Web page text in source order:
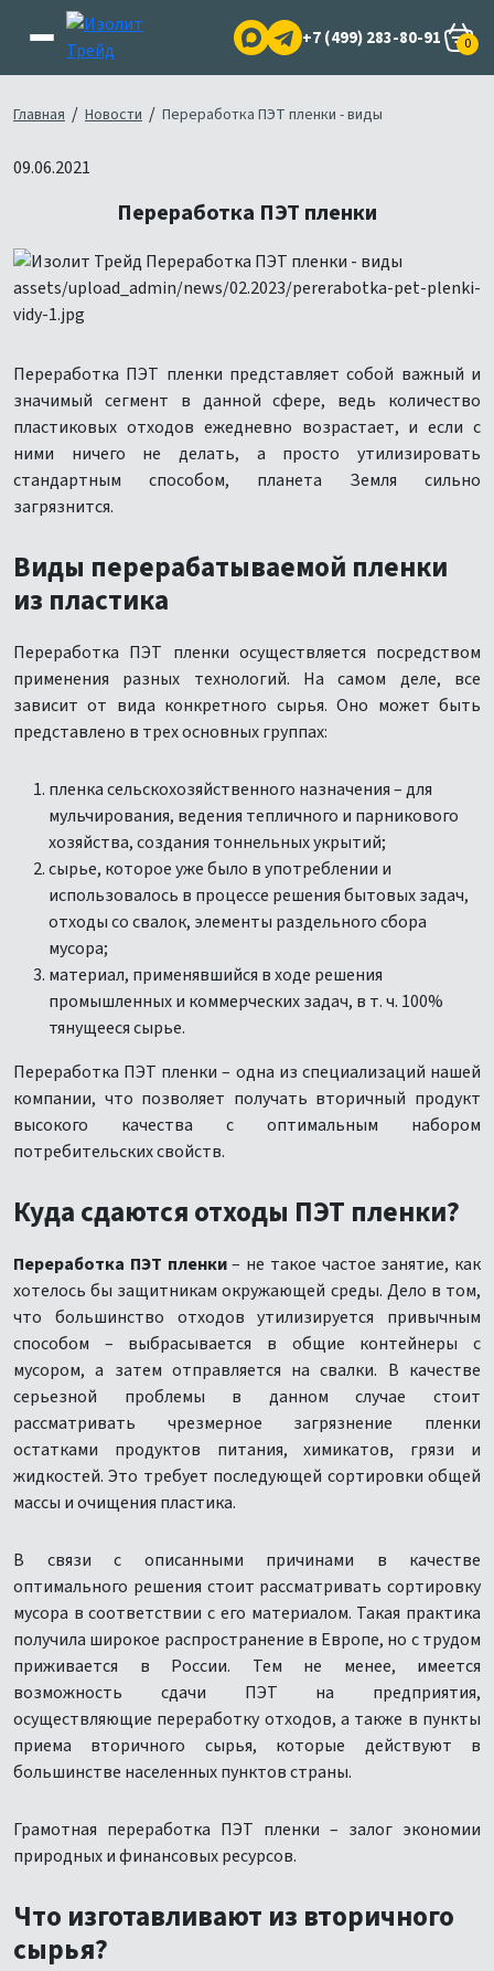
+7 (499) 283-80-91 0
Главная / Новости / Переработка ПЭТ пленки - виды
09.06.2021
Переработка ПЭТ пленки
Переработка ПЭТ пленки представляет собой важный и
значимый сегмент в данной сфере, ведь количество
пластиковых отходов ежедневно возрастает, и если с
ними ничего не делать, а просто утилизировать
стандартным способом, планета Земля сильно
загрязнится.
Виды перерабатываемой пленки
из пластика
Переработка ПЭТ пленки осуществляется посредством
применения разных технологий. На самом деле, все
зависит от вида конкретного сырья. Оно может быть
представлено в трех основных группах:
пленка сельскохозяйственного назначения – для
мульчирования, ведения тепличного и парникового
хозяйства, создания тоннельных укрытий;
сырье, которое уже было в употреблении и
использовалось в процессе решения бытовых задач,
отходы со свалок, элементы раздельного сбора
мусора;
материал, применявшийся в ходе решения
промышленных и коммерческих задач, в т. ч. 100%
тянущееся сырье.
Переработка ПЭТ пленки – одна из специализаций нашей
компании, что позволяет получать вторичный продукт
высокого качества с оптимальным набором
потребительских свойств.
Куда сдаются отходы ПЭТ пленки?
Переработка ПЭТ пленки– не такое частое занятие, как
хотелось бы защитникам окружающей среды. Дело в том,
что большинство отходов утилизируется привычным
способом – выбрасывается в общие контейнеры с
мусором, а затем отправляется на свалки. В качестве
серьезной проблемы в данном случае стоит
рассматривать чрезмерное загрязнение пленки
остатками продуктов питания, химикатов, грязи и
жидкостей. Это требует последующей сортировки общей
массы и очищения пластика.
В связи с описанными причинами в качестве
оптимального решения стоит рассматривать сортировку
мусора в соответствии с его материалом. Такая практика
получила широкое распространение в Европе, но с трудом
приживается в России. Тем не менее, имеется
возможность сдачи ПЭТ на предприятия,
осуществляющие переработку отходов, а также в пункты
приема вторичного сырья, которые действуют в
большинстве населенных пунктов страны.
Грамотная переработка ПЭТ пленки – залог экономии
природных и финансовых ресурсов.
Что изготавливают из вторичного
сырья?